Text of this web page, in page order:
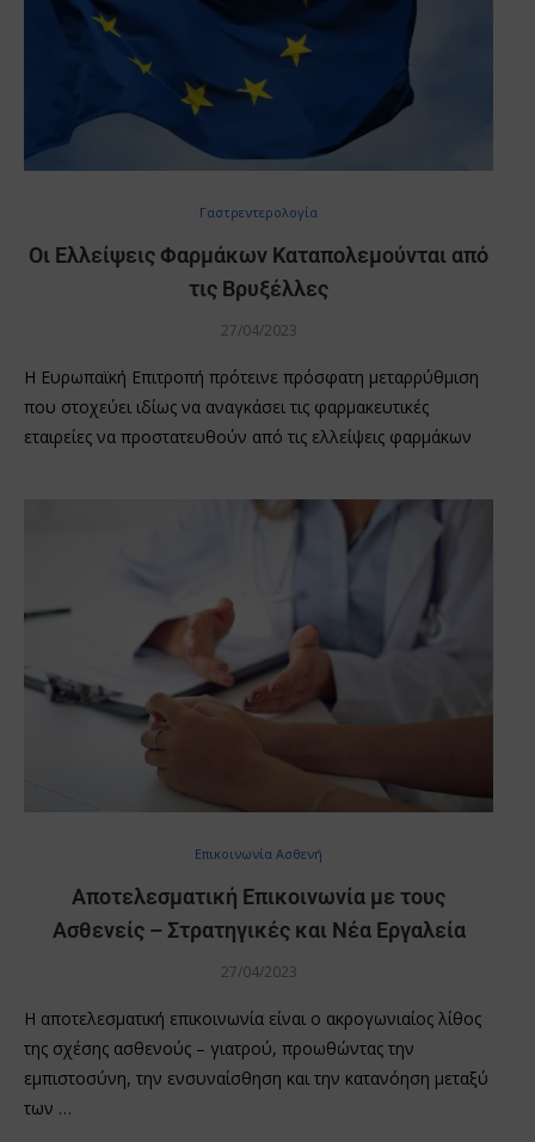
Γαστρεντερολογία
Οι Ελλείψεις Φαρμάκων Καταπολεμούνται από
τις Βρυξέλλες
27/04/2023
Η Ευρωπαϊκή Επιτροπή πρότεινε πρόσφατη μεταρρύθμιση
που στοχεύει ιδίως να αναγκάσει τις φαρμακευτικές
εταιρείες να προστατευθούν από τις ελλείψεις φαρμάκων
Επικοινωνία Ασθενή
Αποτελεσματική Επικοινωνία με τους
Ασθενείς – Στρατηγικές και Νέα Εργαλεία
27/04/2023
Η αποτελεσματική επικοινωνία είναι ο ακρογωνιαίος λίθος
της σχέσης ασθενούς – γιατρού, προωθώντας την
εμπιστοσύνη, την ενσυναίσθηση και την κατανόηση μεταξύ
των …